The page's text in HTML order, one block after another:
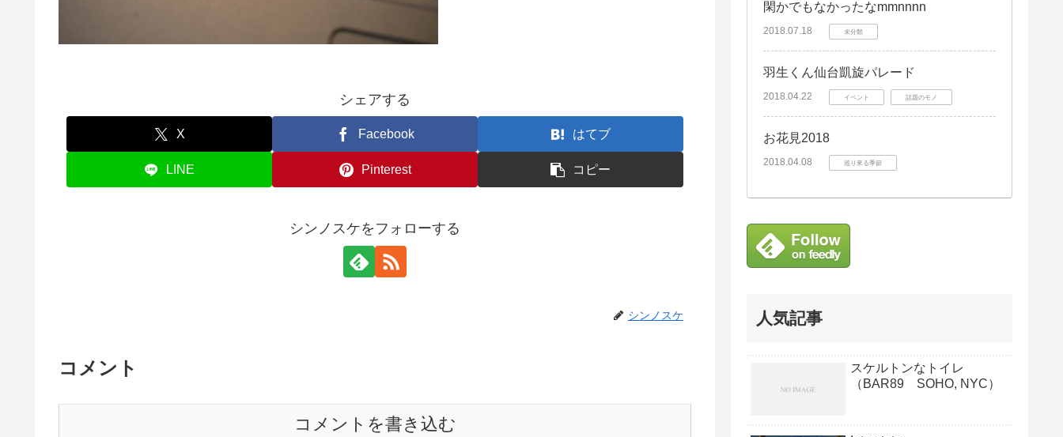
シェアする
X Facebook はてブ
LINE Pinterest コピー
シンノスケをフォローする
シンノスケ
コメント
コメントを書き込む
閑かでもなかったなmmnnnn
2018.07.18 未分類
羽生くん仙台凱旋パレード
2018.04.22 イベント 話題のモノ
お花見2018
2018.04.08 巡り來る季節
人気記事
スケルトンなトイレ
（BAR89 SOHO, NYC）